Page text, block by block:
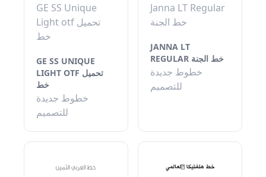
GE SS Unique
Light otf تحميل
خط
GE SS UNIQUE
LIGHT OTF تحميل
خط
خطوط جديدة
للتصميم
Janna LT Regular
خط الجنة
JANNA LT
REGULAR خط الجنة
خطوط جديدة
للتصميم